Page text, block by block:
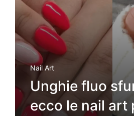
Nail Art
Unghie fluo
ecco le nail art